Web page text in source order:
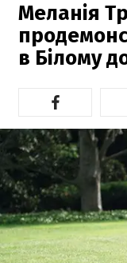
Меланія
в Білому